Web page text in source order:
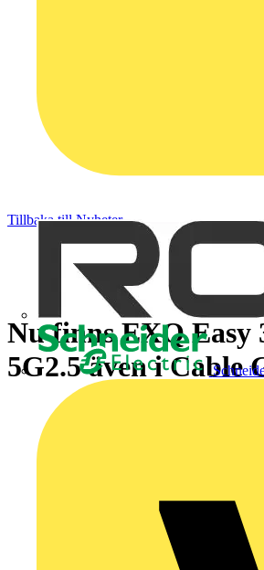
Tillbaka till Nyheter
Nu finns EXQ Easy
5G2.5 även i Cable